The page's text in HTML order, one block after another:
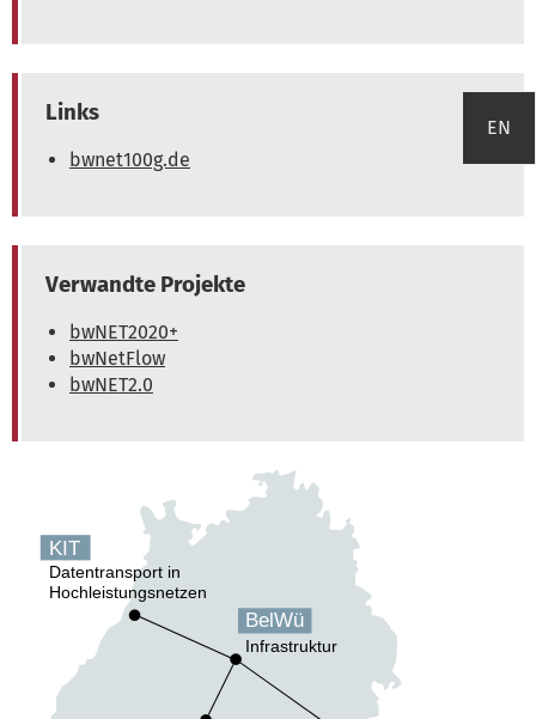
EN
Links
bwnet100g.de
Verwandte Projekte
bwNET2020+
bwNetFlow
bwNET2.0